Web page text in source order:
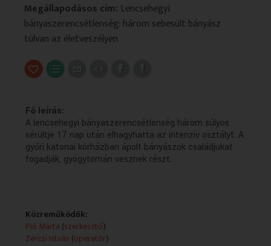
Megállapodásos cím: Lencsehegyi
bányaszerencsétlenség: három sebesült bányász
túlvan az életveszélyen
Fő leírás:
A lencsehegyi bányaszerencsétlenség három súlyos
sérültje 17 nap után elhagyhatta az intenzív osztályt. A
győri katonai kórházban ápolt bányászok családjukat
fogadják, gyógytornán vesznek részt.
Közreműködők:
Pió Márta (szerkesztő)
Zérczi István (operatőr)